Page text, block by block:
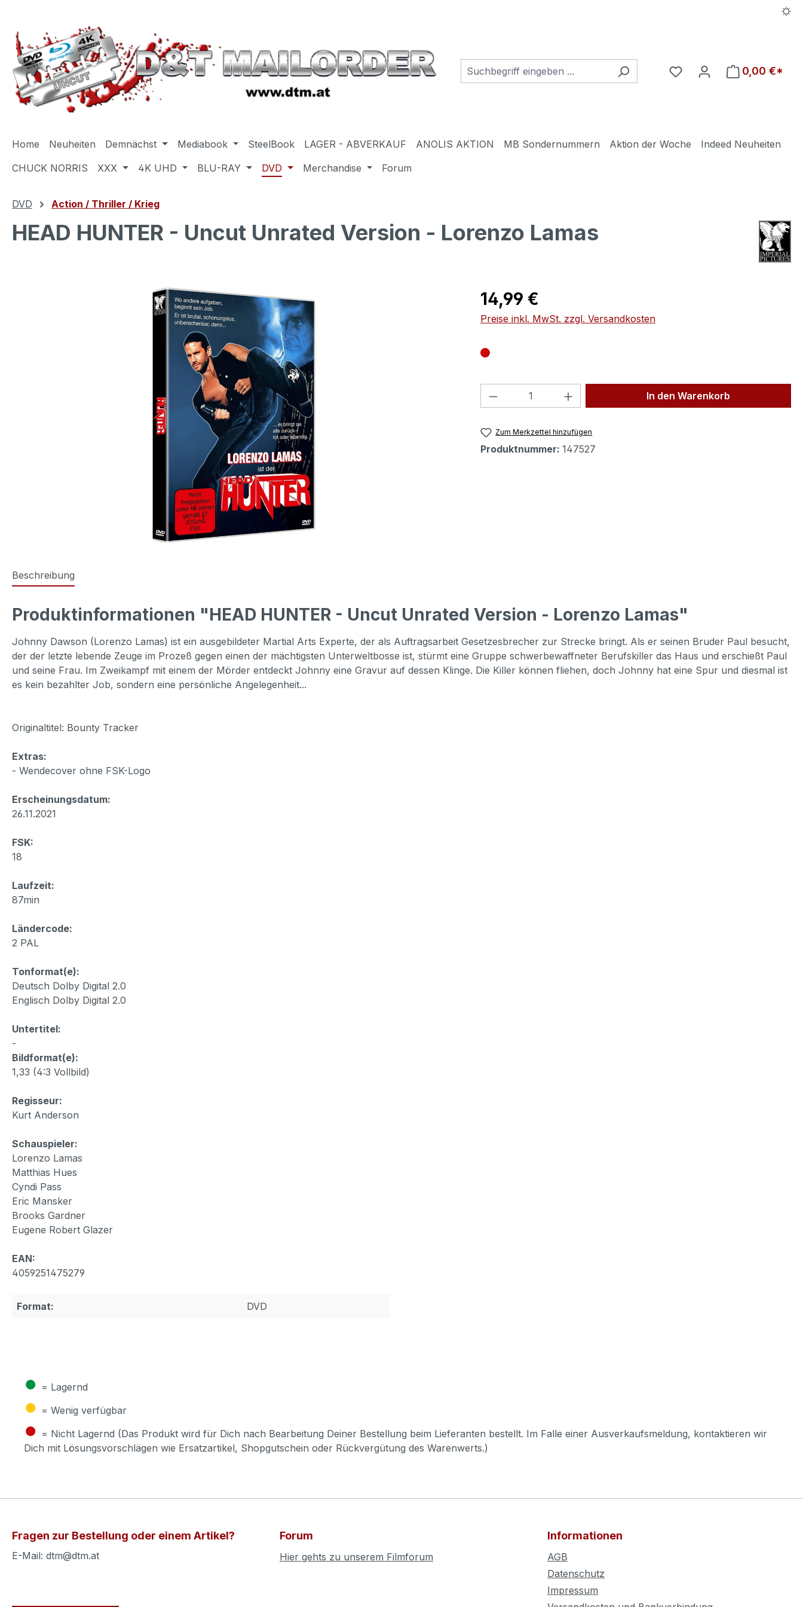
Du hast 0 Produkte auf
0,00 €*
Home Neuheiten Demnächst Mediabook SteelBook LAGER - ABVERKAUF ANOLIS AKTION MB Sondernummern Aktion der Woche
Indeed Neuheiten
CHUCK NORRIS
XXX 4K UHD BLU-RAY DVD Merchandise Forum
DVD Action / Thriller / Krieg
HEAD HUNTER - Uncut Unrated Version - Lorenzo Lamas
Regulärer Preis:
14,99 €
Preise inkl. MwSt. zzgl. Versandkosten
Produkt Anzahl: Gib den gewünschten Wert
In den Warenkorb
Zum Merkzettel hinzufügen
Produktnummer: 147527
Beschreibung
Produktinformationen "HEAD HUNTER - Uncut Unrated Version - Lorenzo Lamas"
Johnny Dawson (Lorenzo Lamas) ist ein ausgebildeter Martial Arts Experte, der als Auftragsarbeit Gesetzesbrecher zur Strecke bringt. Als er seinen Bruder Paul besucht,
der der letzte lebende Zeuge im Prozeß gegen einen der mächtigsten Unterweltbosse ist, stürmt eine Gruppe schwerbewaffneter Berufskiller das Haus und erschießt Paul
und seine Frau. Im Zweikampf mit einem der Mörder entdeckt Johnny eine Gravur auf dessen Klinge. Die Killer können fliehen, doch Johnny hat eine Spur und diesmal ist
es kein bezahlter Job, sondern eine persönliche Angelegenheit...
Originaltitel: Bounty Tracker
Extras:
- Wendecover ohne FSK-Logo
Erscheinungsdatum:
26.11.2021
FSK:
18
Laufzeit:
87min
Ländercode:
2 PAL
Tonformat(e):
Deutsch Dolby Digital 2.0
Englisch Dolby Digital 2.0
Untertitel:
-
Bildformat(e):
1,33 (4:3 Vollbild)
Regisseur:
Kurt Anderson
Schauspieler:
Lorenzo Lamas
Matthias Hues
Cyndi Pass
Eric Mansker
Brooks Gardner
Eugene Robert Glazer
EAN:
4059251475279
Format: DVD
● = Lagernd
● = Wenig verfügbar
● = Nicht Lagernd (Das Produkt wird für Dich nach Bearbeitung Deiner Bestellung beim Lieferanten bestellt. Im Falle einer Ausverkaufsmeldung, kontaktieren wir
Dich mit Lösungsvorschlägen wie Ersatzartikel, Shopgutschein oder Rückvergütung des Warenwerts.)
Fragen zur Bestellung oder einem Artikel?
E-Mail: dtm@dtm.at
Forum
Hier gehts zu unserem Filmforum
Informationen
AGB
Datenschutz
Impressum